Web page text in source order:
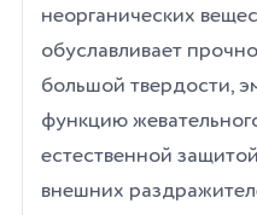
неорганических
обуславливает
большой твердости,
функцию
естественной
внешних